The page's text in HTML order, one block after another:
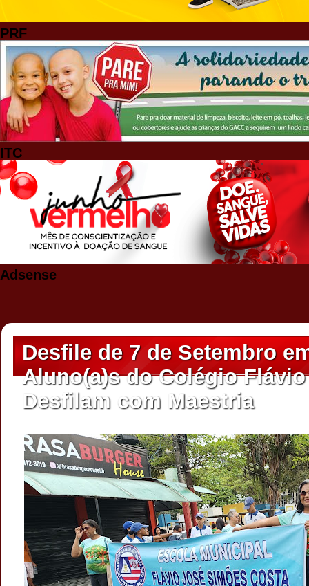
PRF
ITC
Adsense
Desfile de 7 de Setembro
Aluno(a)s do Colégio
Desfilam com Maestria